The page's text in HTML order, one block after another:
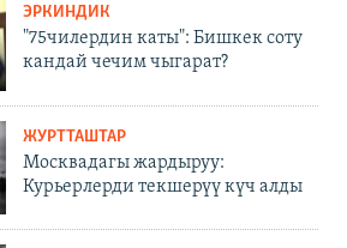
ЭРКИНДИК
"75чилердин каты": Бишкек соту
кандай чечим чыгарат?
ЖУРТТАШТАР
Москвадагы жардыруу:
Курьерлерди текшерүү күч алды